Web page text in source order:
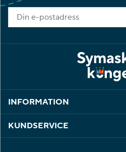
INFORMATION
KUNDSERVICE